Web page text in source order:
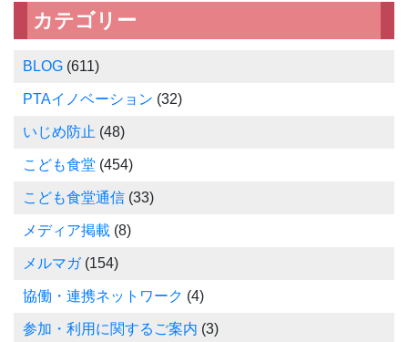
カテゴリー
BLOG (611)
PTAイノベーション (32)
いじめ防止 (48)
こども食堂 (454)
こども食堂通信 (33)
メディア掲載 (8)
メルマガ(154)
協働・連携ネットワーク (4)
参加・利用に関するご案内 (3)